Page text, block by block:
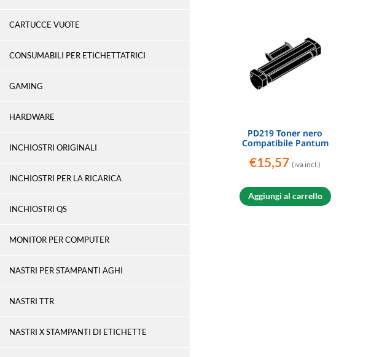
CARTUCCE VUOTE
CONSUMABILI PER ETICHETTATRICI
GAMING
HARDWARE
INCHIOSTRI ORIGINALI
INCHIOSTRI PER LA RICARICA
INCHIOSTRI QS
MONITOR PER COMPUTER
NASTRI PER STAMPANTI AGHI
NASTRI TTR
NASTRI X STAMPANTI DI ETICHETTE
PD219 Toner nero
Compatibile Pantum
€15,57 (iva incl.)
Aggiungi al carrello